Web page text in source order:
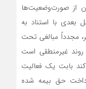
از صورت‌وضعیت‌ها
بعدی با استناد به
مجدداً مبالغی تحت
غیرمنطقی است
بابت یک فعالیت
حق بیمه شده